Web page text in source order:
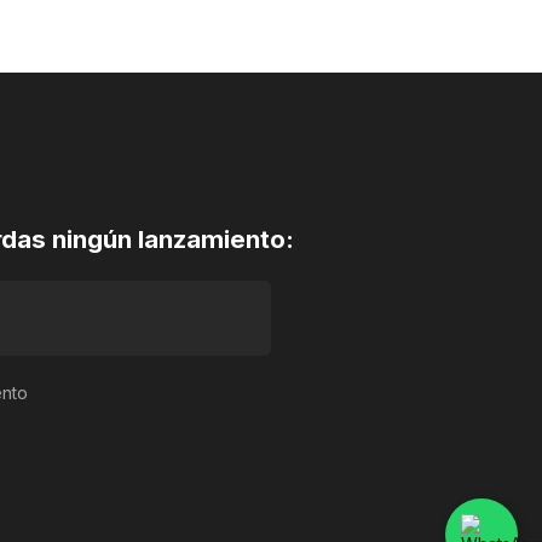
ningún lanzamiento: